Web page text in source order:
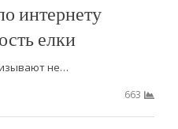
интернету
елки
не…
663